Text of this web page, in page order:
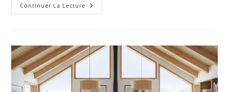
Continuer La Lecture Facturation
Électronique